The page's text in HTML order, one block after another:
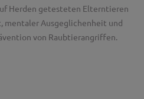
Herden getesteten Elterntieren
Ausgeglichenheit und
von Raubtierangriffen.